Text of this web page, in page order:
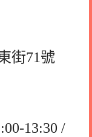
街71號
13:30 /